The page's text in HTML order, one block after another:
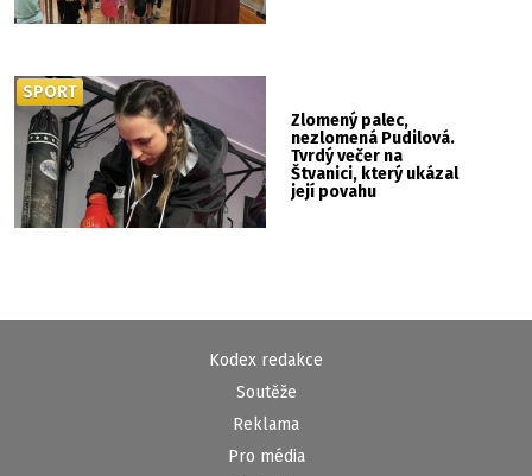
Zlomený palec,
nezlomená Pudilová.
Tvrdý večer na
Štvanici, který ukázal
její povahu
SPORT
Kodex redakce
Soutěže
Reklama
Pro média